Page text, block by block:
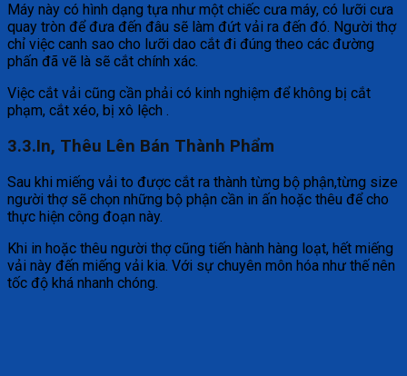
Máy này có hình dạng tựa như một chiếc cưa máy, có lưỡi cưa
quay tròn để đưa đến đâu sẽ làm đứt vải ra đến đó. Người thợ
chỉ việc canh sao cho lưỡi dao cắt đi đúng theo các đường
phấn đã vẽ là sẽ cắt chính xác.
Việc cắt vải cũng cần phải có kinh nghiệm để không bị cắt
phạm, cắt xéo, bị xô lệch .
3.3.In, Thêu Lên Bán Thành Phẩm
Sau khi miếng vải to được cắt ra thành từng bộ phận,từng size
người thợ sẽ chọn những bộ phận cần in ấn hoặc thêu để cho
thực hiện công đoạn này.
Khi in hoặc thêu người thợ cũng tiến hành hàng loạt, hết miếng
vải này đến miếng vải kia. Với sự chuyên môn hóa như thế nên
tốc độ khá nhanh chóng.